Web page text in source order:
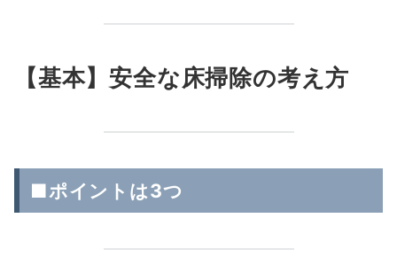
【基本】安全な床掃除の考え方
■ポイントは3つ